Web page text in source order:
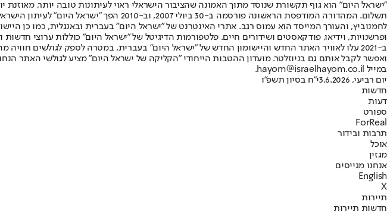
"ישראל היום" הוא גוף תקשורת שנוסד מתוך האמונה שהציבור הישראלי ראוי לעיתונות טובה יותר, מאוזנת
תשלום. המהדורה המודפסת הראשונה פורסמה ב-
ופרשנויות, וידיאו, פודקאסטים ושידורים חיים. פלטפורמות הדיגיטל של "ישראל היום" כוללות ערוצי
ב-2021 עלו לאוויר האתר החדש והיישומון החדש של "ישראל היום" בעברית, במטרה לספק לגולשים
ואפשר לקבל אותם גם בניוזלטר. מועדון ההטבות הייחודי "הקליקה של ישראל היום" מציע לגולשי האתר
במייל hayom@israelhayom.co.il.
יום רביעי, 3.6.2026
י"ח בסיון תשפ"ו
חדשות
דעות
ספורט
ForReal
תרבות ובידור
אוכל
מגזין
אנחנו מגייסים
English
X
תיירות
חדשות תיירות